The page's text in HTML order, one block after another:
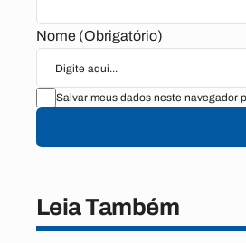
Nome (Obrigatório)
Salvar meus dados neste navegador
Leia Também